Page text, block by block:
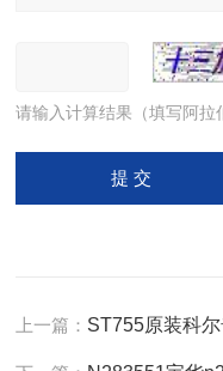
请输入计算结果（填写阿拉
上一篇： ST755原装科